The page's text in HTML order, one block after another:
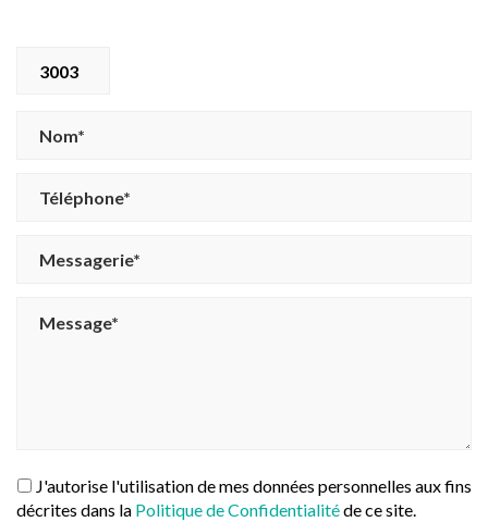
3003
J'autorise l'utilisation de mes données personnelles aux fins
décrites dans la Politique de Confidentialitéde ce site.